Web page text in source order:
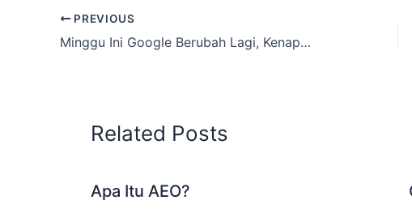
PREVIOUS
Minggu Ini Google Berubah Lagi, Kenapa Trafik Naik Tapi Lead Mati
Related Posts
Apa Itu AEO?